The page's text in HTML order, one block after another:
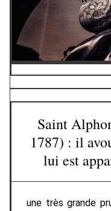
Saint
1787) : il
lui est
une très grande